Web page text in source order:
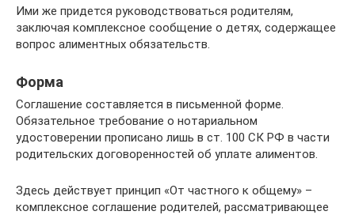
Ими же придется руководствоваться родителям,
заключая комплексное сообщение о детях, содержащее
вопрос алиментных обязательств.
Форма
Соглашение составляется в письменной форме.
Обязательное требование о нотариальном
удостоверении прописано лишь в ст. 100 СК РФ в части
родительских договоренностей об уплате алиментов.
Здесь действует принцип «От частного к общему» –
комплексное соглашение родителей, рассматривающее